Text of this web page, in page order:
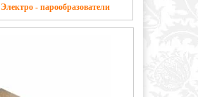
Электро - парообразователи